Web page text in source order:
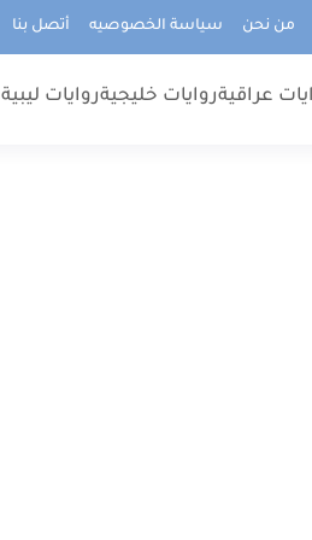
من نحن سياسة الخصوصيه أتصل بنا
عراقيةروايات خليجيةروايات ليبية